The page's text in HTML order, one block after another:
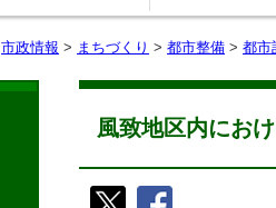
市政情報 > まちづくり > 都市整備 > 都市
風致地区内にお